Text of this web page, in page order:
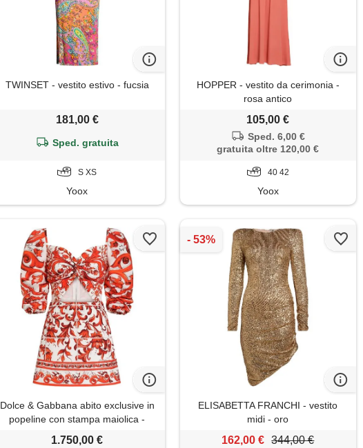
TWINSET - vestito estivo - fucsia
181,00 €
Sped. gratuita
S XS
Yoox
HOPPER - vestito da cerimonia -
rosa antico
105,00 €
Sped. 6,00 €
gratuita oltre 120,00 €
40 42
Yoox
Dolce & Gabbana abito exclusive in
popeline con stampa maiolica -
bianco
1.750,00 €
ELISABETTA FRANCHI - vestito
midi - oro
162,00 € 344,00 €